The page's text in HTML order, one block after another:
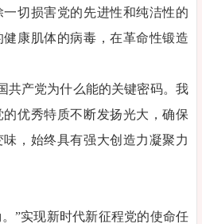
切损害党的先进性和纯洁性的
康肌体的病毒，在革命性锻造
共产党为什么能的关键密码。我
优秀特质不断发扬光大，确保
，始终具有强大创造力凝聚力
”实现新时代新征程党的使命任